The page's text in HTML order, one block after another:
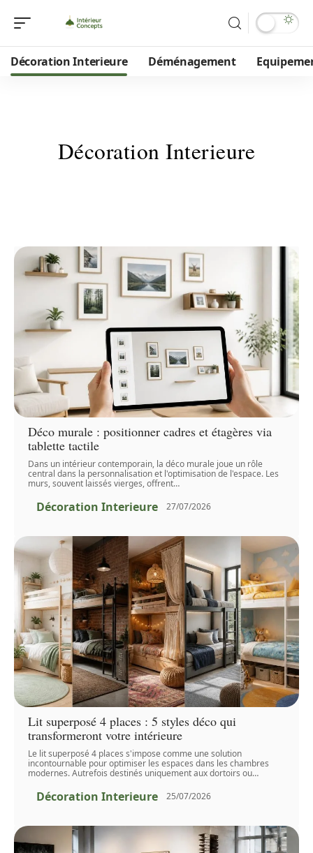
Décoration Interieure Déménagement
Décoration Interieure
Déco murale : positionner cadres et étagères via
tablette tactile
Dans un intérieur contemporain, la déco murale joue un rôle
central dans la personnalisation et l'optimisation de l'espace. Les
murs, souvent laissés vierges, offrent…
Décoration Interieure 27/07/2026
Lit superposé 4 places : 5 styles déco qui
transformeront votre intérieure
Le lit superposé 4 places s'impose comme une solution
incontournable pour optimiser les espaces dans les chambres
modernes. Autrefois destinés uniquement aux dortoirs ou…
Décoration Interieure 25/07/2026